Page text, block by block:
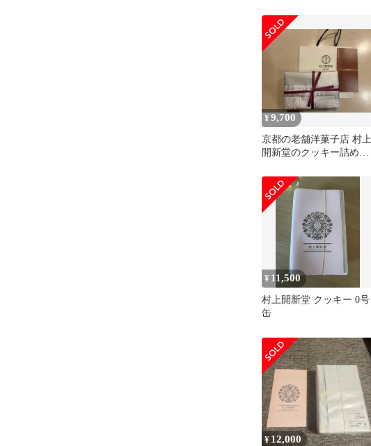
¥9,700
京都の老舗洋菓子店 村上
開新堂のクッキー詰め合
¥ 11,500
村上開新堂 クッキー 0号
缶
¥12,000